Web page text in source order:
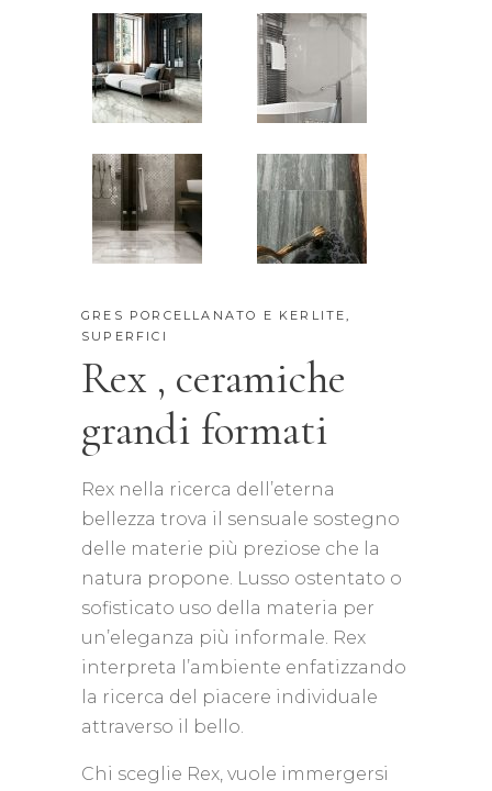
GRES PORCELLANATO E KERLITE,
SUPERFICI
Rex , ceramiche
grandi formati
Rex nella ricerca dell’eterna
bellezza trova il sensuale sostegno
delle materie più preziose che la
natura propone. Lusso ostentato o
sofisticato uso della materia per
un’eleganza più informale. Rex
interpreta l’ambiente enfatizzando
la ricerca del piacere individuale
attraverso il bello.
Chi sceglie Rex, vuole immergersi